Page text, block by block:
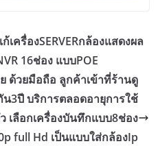
ครื่องSERVERกล้องแสดงผล
16ช่อง แบบPOE
ด้วยมือถือ ลูกค้าเข้าที่ร้านดู
3ปี บริการตลอดอายุการใช้
เลือกเครื่องบันทึกแบบ8ช่อง
full Hd เป็นแบบใส่กล้องIp